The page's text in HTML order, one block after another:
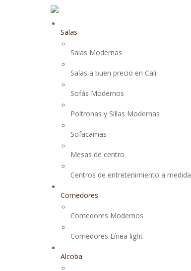
Salas
Salas Modernas
Salas a buen precio en Cali
Sofás Modernos
Poltronas y Sillas Modernas
Sofacamas
Mesas de centro
Centros de entretenimiento a medida
Comedores
Comedores Modernos
Comedores Línea light
Alcoba